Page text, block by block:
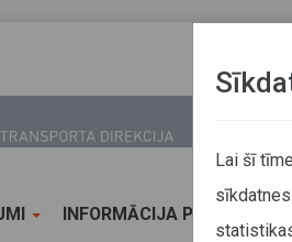
INFORMĀCIJA
Lai šī